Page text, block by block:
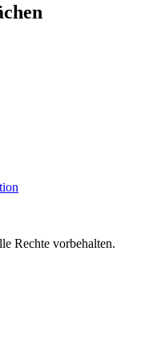
Rechte vorbehalten.